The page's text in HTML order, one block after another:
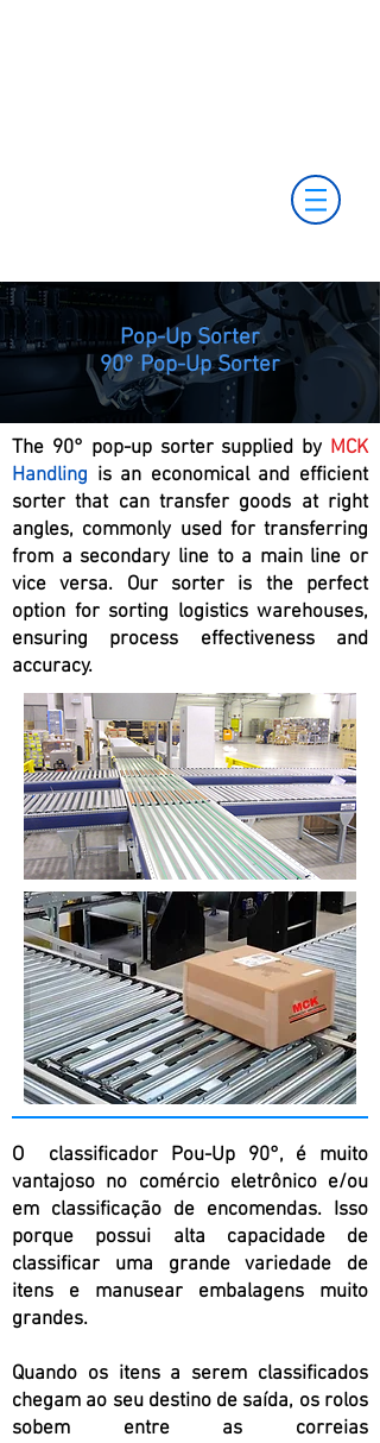
The 90° pop-up sorter supplied by MCK
Handling is an economical and efficient
sorter that can transfer goods at right
angles, commonly used for transferring
from a secondary line to a main line or
vice versa. Our sorter is the perfect
option for sorting logistics warehouses,
ensuring process effectiveness and
accuracy.
O classificador Pou-Up 90°, é muito
vantajoso no comércio eletrônico e/ou
em classificação de encomendas. Isso
porque possui alta capacidade de
classificar uma grande variedade de
itens e manusear embalagens muito
grandes.
Quando os itens a serem classificados
chegam ao seu destino de saída, os rolos
sobem entre as correias
Pop-Up Sorter
90° Pop-Up Sorter